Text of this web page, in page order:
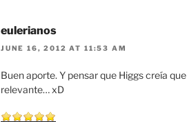
eulerianos
JUNE 16, 2012 AT 11:53 AM
Buen aporte. Y pensar que Higgs creía
relevante… xD